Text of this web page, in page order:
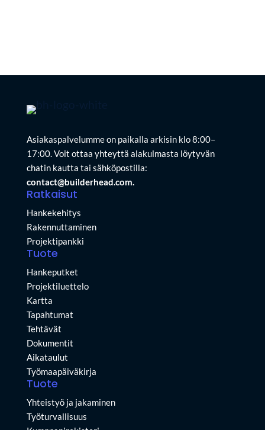
Asiakaspalvelumme on paikalla arkisin klo 8:00–
17:00. Voit ottaa yhteyttä alakulmasta löytyvän
chatin kautta tai sähköpostilla:
contact@builderhead.com.
Ratkaisut
Hankekehitys
Rakennuttaminen
Projektipankki
Tuote
Hankeputket
Projektiluettelo
Kartta
Tapahtumat
Tehtävät
Dokumentit
Aikataulut
Työmaapäiväkirja
Tuote
Yhteistyö ja jakaminen
Työturvallisuus